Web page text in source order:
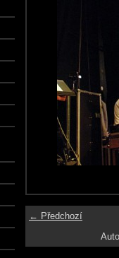
← Předchozí